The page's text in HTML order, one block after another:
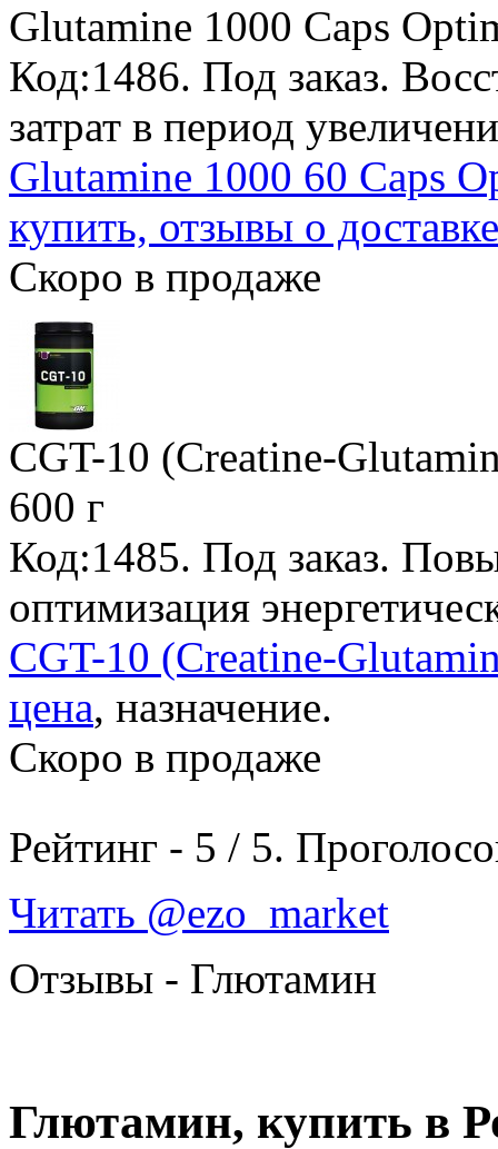
Glutamine 1000 Caps
Код:1486. Под заказ.
затрат в период
Glutamine 1000 60 Caps
купить, отзывы о доставке
Скоро в продаже
CGT-10 (Creatine-
600 г
Код:1485. Под заказ.
оптимизация
CGT-10 (Creatine-
цена, назначение.
Скоро в продаже
Рейтинг - 5 / 5.
Читать @ezo_market
Отзывы - Глютамин
Глютамин, купить в